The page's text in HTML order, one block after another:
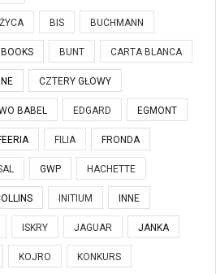
BIS BUCHMANN
BUNT CARTA BLANCA
CZTERY GŁOWY
BABEL EDGARD EGMONT
FILIA FRONDA
GWP HACHETTE
INITIUM INNE
ISKRY JAGUAR JANKA
KOJRO KONKURS